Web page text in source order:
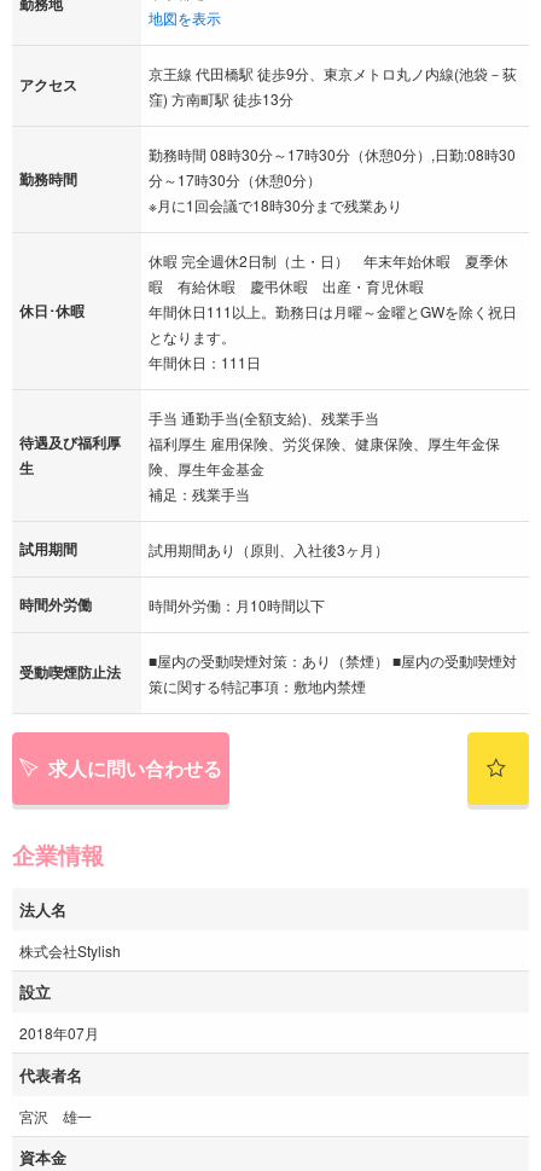
地図を表示
アクセス
京王線 代田橋駅 徒歩9分、東京メトロ丸ノ内線(池袋－荻
窪) 方南町駅 徒歩13分
勤務時間
勤務時間 08時30分～17時30分（休憩0分）,日勤:08時30
分～17時30分（休憩0分）
※月に1回会議で18時30分まで残業あり
休日･休暇
休暇 完全週休2日制（土・日） 年末年始休暇 夏季休
暇 有給休暇 慶弔休暇 出産・育児休暇
年間休日111以上。勤務日は月曜～金曜とGWを除く祝日
となります。
年間休日：111日
待遇及び福利厚
生
手当 通勤手当(全額支給)、残業手当
福利厚生 雇用保険、労災保険、健康保険、厚生年金保
険、厚生年金基金
補足：残業手当
試用期間 試用期間あり（原則、入社後3ヶ月）
時間外労働 時間外労働：月10時間以下
受動喫煙防止法
■屋内の受動喫煙対策：あり（禁煙） ■屋内の受動喫煙対
策に関する特記事項：敷地内禁煙
求人に問い合わせる
企業情報
法人名
株式会社Stylish
設立
2018年07月
代表者名
宮沢 雄一
資本金